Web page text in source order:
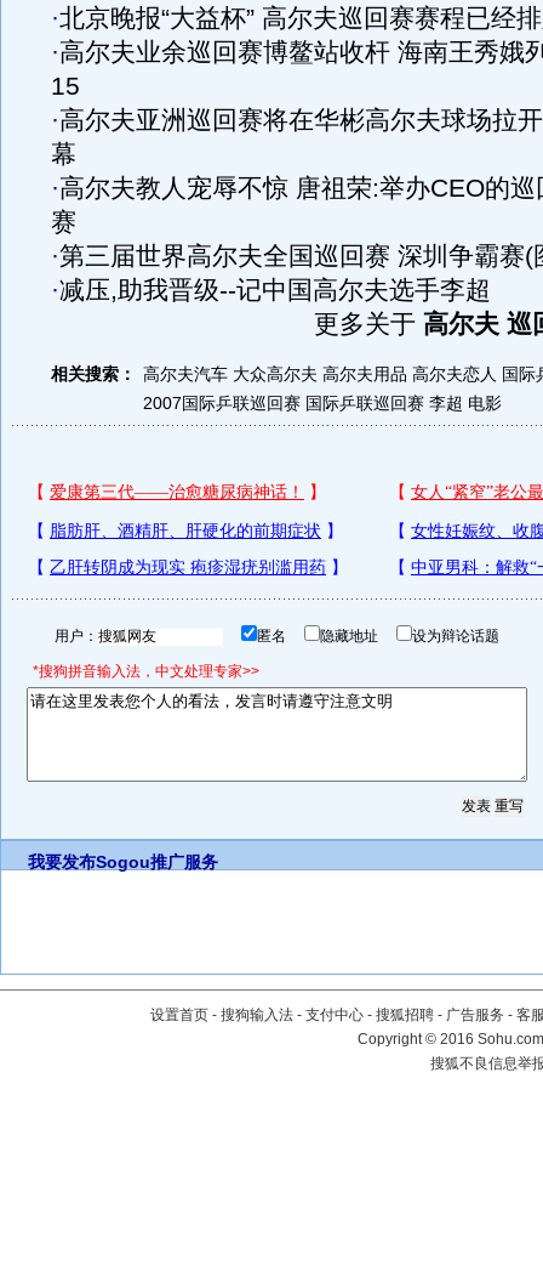
·北京晚报“大益杯” 高尔夫巡回赛赛程已经
·高尔夫业余巡回赛博鳌站收杆 海南王秀娥
15
·高尔夫亚洲巡回赛将在华彬高尔夫球场拉
幕
·高尔夫教人宠辱不惊 唐祖荣:举办CEO的巡
赛
·第三届世界高尔夫全国巡回赛 深圳争霸赛(
·减压,助我晋级--记中国高尔夫选手李超
更多关于 高尔夫 巡
相关搜索： 高尔夫汽车 大众高尔夫 高尔夫用品 高尔夫恋人 国际
2007国际乒联巡回赛 国际乒联巡回赛 李超 电影
用户： 匿名 隐藏地址 设为辩论话题
*搜狗拼音输入法，中文处理专家>>
我要发布Sogou推广服务
设置首页 - 搜狗输入法 - 支付中心 - 搜狐招聘 - 广告服务 - 客
Copyright©2016
搜狐不良信息举